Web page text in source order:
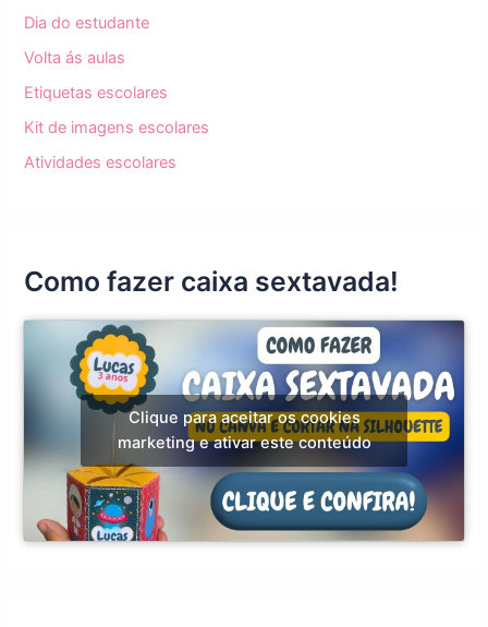
Dia do estudante
Volta ás aulas
Etiquetas escolares
Kit de imagens escolares
Atividades escolares
Como fazer caixa sextavada!
Clique para aceitar os cookies
marketing e ativar este conteúdo